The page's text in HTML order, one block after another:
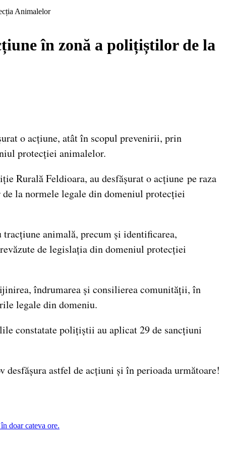
Animalelor
în zonă a polițiștilor de la
o acțiune, atât în scopul prevenirii, prin
protecției animalelor.
Rurală Feldioara, au desfășurat o acțiune pe raza
la normele legale din domeniul protecției
animală, precum și identificarea,
de legislația din domeniul protecției
îndrumarea și consilierea comunității, în
legale din domeniu.
constatate polițiștii au aplicat 29 de sancțiuni
astfel de acțiuni și în perioada următoare!
doar cateva ore.